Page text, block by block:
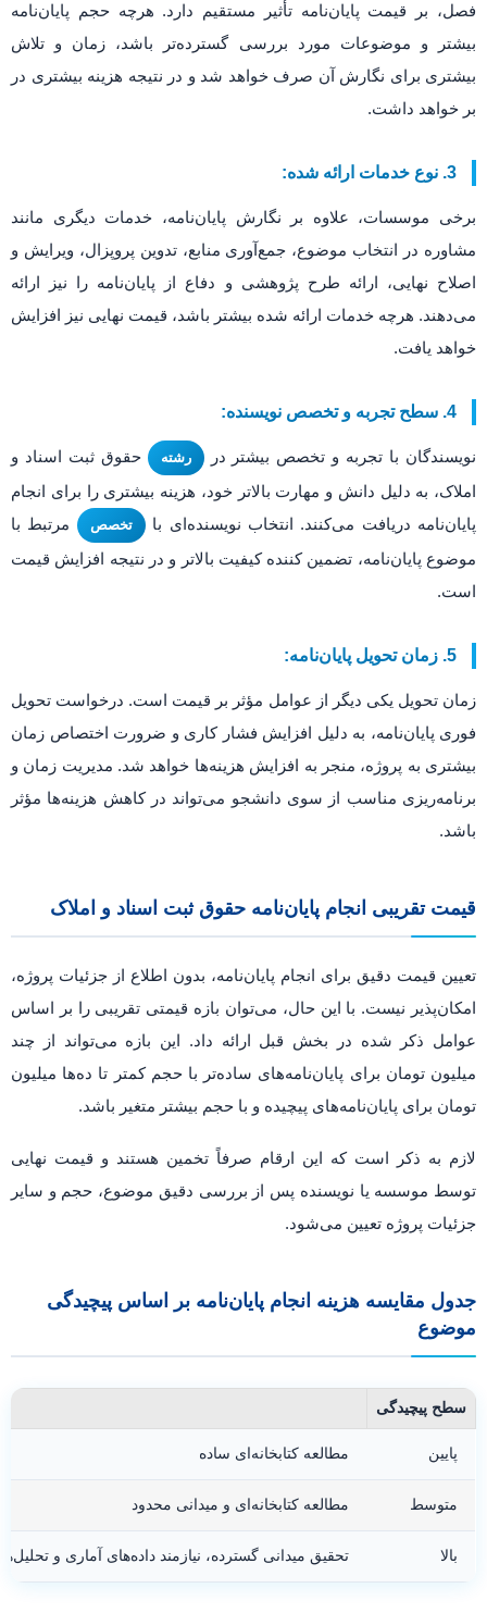
فصل، بر قیمت پایان‌نامه تأثیر مستقیم دارد. هرچه حجم پایان‌نامه
بیشتر و موضوعات مورد بررسی گسترده‌تر باشد، زمان و تلاش
بیشتری برای نگارش آن صرف خواهد شد و در نتیجه هزینه بیشتری در
بر خواهد داشت.
3. نوع خدمات ارائه شده:
برخی موسسات، علاوه بر نگارش پایان‌نامه، خدمات دیگری مانند
مشاوره در انتخاب موضوع، جمع‌آوری منابع، تدوین پروپزال، ویرایش و
اصلاح نهایی، ارائه طرح پژوهشی و دفاع از پایان‌نامه را نیز ارائه
می‌دهند. هرچه خدمات ارائه شده بیشتر باشد، قیمت نهایی نیز افزایش
خواهد یافت.
4. سطح تجربه و تخصص نویسنده:
نویسندگان با تجربه و تخصص بیشتر در رشته
حقوق ثبت اسناد و
املاک، به دلیل دانش و مهارت بالاتر خود، هزینه بیشتری را برای انجام
پایان‌نامه دریافت می‌کنند. انتخاب نویسنده‌ای با
تخصص
مرتبط با
موضوع پایان‌نامه، تضمین کننده کیفیت بالاتر و در نتیجه افزایش قیمت
است.
5. زمان تحویل پایان‌نامه:
زمان تحویل یکی دیگر از عوامل مؤثر بر قیمت است. درخواست تحویل
فوری پایان‌نامه، به دلیل افزایش فشار کاری و ضرورت اختصاص زمان
بیشتری به پروژه، منجر به افزایش هزینه‌ها خواهد شد. مدیریت زمان و
برنامه‌ریزی مناسب از سوی دانشجو می‌تواند در کاهش هزینه‌ها مؤثر
باشد.
قیمت تقریبی انجام پایان‌نامه حقوق ثبت اسناد و املاک
تعیین قیمت دقیق برای انجام پایان‌نامه، بدون اطلاع از جزئیات پروژه،
امکان‌پذیر نیست. با این حال، می‌توان بازه قیمتی تقریبی را بر اساس
عوامل ذکر شده در بخش قبل ارائه داد. این بازه می‌تواند از چند
میلیون تومان برای پایان‌نامه‌های ساده‌تر با حجم کمتر تا ده‌ها میلیون
تومان برای پایان‌نامه‌های پیچیده و با حجم بیشتر متغیر باشد.
لازم به ذکر است که این ارقام صرفاً تخمین هستند و قیمت نهایی
توسط موسسه یا نویسنده پس از بررسی دقیق موضوع، حجم و سایر
جزئیات پروژه تعیین می‌شود.
جدول مقایسه هزینه انجام پایان‌نامه بر اساس پیچیدگی
موضوع
سطح پیچیدگی
پایین مطالعه کتابخانه‌ای ساده
متوسط مطالعه کتابخانه‌ای و میدانی محدود
بالا تحقیق میدانی گسترده، نیازمند داده‌های آماری و